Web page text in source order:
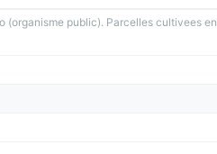
(organisme public). Parcelles cultivees